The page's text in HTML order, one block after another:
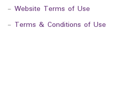
- Website Terms of Use
- Terms & Conditions of Use